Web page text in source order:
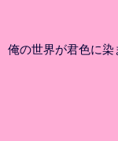
俺の世界が君色に染